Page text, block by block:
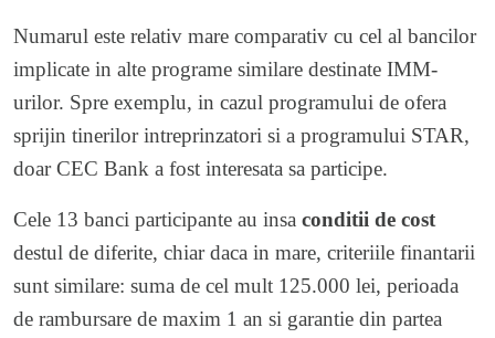
Numarul este relativ mare comparativ cu cel al bancilor
implicate in alte programe similare destinate IMM-
urilor. Spre exemplu, in cazul programului de ofera
sprijin tinerilor intreprinzatori si a programului STAR,
doar CEC Bank a fost interesata sa participe.
Cele 13 banci participante au insa conditii de cost
destul de diferite, chiar daca in mare, criteriile finantarii
sunt similare: suma de cel mult 125.000 lei, perioada
de rambursare de maxim 1 an si garantie din partea